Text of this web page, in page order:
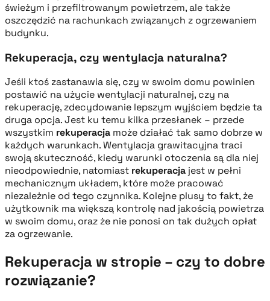
świeżym i przefiltrowanym powietrzem, ale także
oszczędzić na rachunkach związanych z ogrzewaniem
budynku.
Rekuperacja, czy wentylacja naturalna?
Jeśli ktoś zastanawia się, czy w swoim domu powinien
postawić na użycie wentylacji naturalnej, czy na
rekuperację, zdecydowanie lepszym wyjściem będzie ta
druga opcja. Jest ku temu kilka przesłanek – przede
wszystkim rekuperacja może działać tak samo dobrze w
każdych warunkach. Wentylacja grawitacyjna traci
swoją skuteczność, kiedy warunki otoczenia są dla niej
nieodpowiednie, natomiast rekuperacja jest w pełni
mechanicznym układem, które może pracować
niezależnie od tego czynnika. Kolejne plusy to fakt, że
użytkownik ma większą kontrolę nad jakością powietrza
w swoim domu, oraz że nie ponosi on tak dużych opłat
za ogrzewanie.
Rekuperacja w stropie – czy to dobre
rozwiązanie?